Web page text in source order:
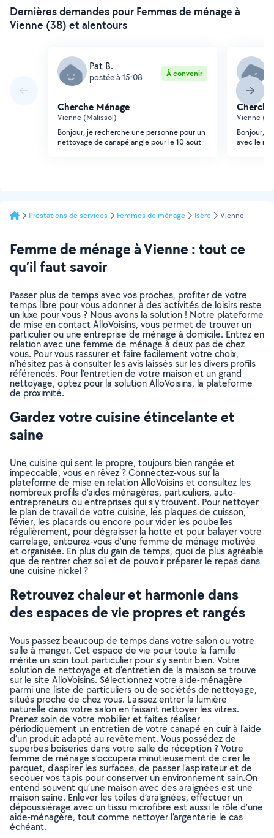
Dernières demandes pour Femmes de ménage à
Vienne (38) et alentours
Pat B.
postée à 15:08 À convenir
Cherche Ménage
Vienne (Malissol)
Bonjour, je recherche une personne pour un
nettoyage de canapé angle pour le 10 août
Vienne
Bonjour,
avec le
Prestations de services Femmes de ménage Isère Vienne
Femme de ménage à Vienne : tout ce
qu’il faut savoir
Passer plus de temps avec vos proches, profiter de votre
temps libre pour vous adonner à des activités de loisirs reste
un luxe pour vous ? Nous avons la solution ! Notre plateforme
de mise en contact AlloVoisins, vous permet de trouver un
particulier ou une entreprise de ménage à domicile. Entrez en
relation avec une femme de ménage à deux pas de chez
vous. Pour vous rassurer et faire facilement votre choix,
n’hésitez pas à consulter les avis laissés sur les divers profils
référencés. Pour l’entretien de votre maison et un grand
nettoyage, optez pour la solution AlloVoisins, la plateforme
de proximité.
Gardez votre cuisine étincelante et
saine
Une cuisine qui sent le propre, toujours bien rangée et
impeccable, vous en rêvez ? Connectez-vous sur la
plateforme de mise en relation AlloVoisins et consultez les
nombreux profils d’aides ménagères, particuliers, auto-
entrepreneurs ou entreprises qui s’y trouvent. Pour nettoyer
le plan de travail de votre cuisine, les plaques de cuisson,
l’évier, les placards ou encore pour vider les poubelles
régulièrement, pour dégraisser la hotte et pour balayer votre
carrelage, entourez-vous d’une femme de ménage motivée
et organisée. En plus du gain de temps, quoi de plus agréable
que de rentrer chez soi et de pouvoir préparer le repas dans
une cuisine nickel ?
Retrouvez chaleur et harmonie dans
des espaces de vie propres et rangés
Vous passez beaucoup de temps dans votre salon ou votre
salle à manger. Cet espace de vie pour toute la famille
mérite un soin tout particulier pour s’y sentir bien. Votre
solution de nettoyage et d’entretien de la maison se trouve
sur le site AlloVoisins. Sélectionnez votre aide-ménagère
parmi une liste de particuliers ou de sociétés de nettoyage,
situés proche de chez vous. Laissez entrer la lumière
naturelle dans votre salon en faisant nettoyer les vitres.
Prenez soin de votre mobilier et faites réaliser
périodiquement un entretien de votre canapé en cuir à l’aide
d’un produit adapté au revêtement. Vous possédez de
superbes boiseries dans votre salle de réception ? Votre
femme de ménage s’occupera minutieusement de cirer le
parquet, d’aspirer les surfaces, de passer l’aspirateur et de
secouer vos tapis pour conserver un environnement sain.On
entend souvent qu’une maison avec des araignées est une
maison saine. Enlever les toiles d’araignées, effectuer un
dépoussiérage avec un tissu microfibre est aussi le rôle d’une
aide-ménagère, tout comme nettoyer l’argenterie le cas
échéant.